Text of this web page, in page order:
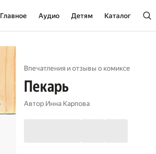
Главное Аудио Детям Каталог
Впечатления и отзывы о комиксе
Пекарь
Автор Инна Карпова